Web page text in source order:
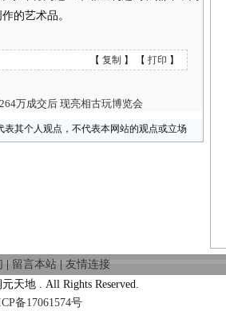
的艺术品。
【 复制 】 【 打印 】
万成交后 现亮相古玩博览会
表其个人观点，不代表本网站的观点或立场
留言本站
友情连接
天地 . All Rights Reserved.
备17061574号